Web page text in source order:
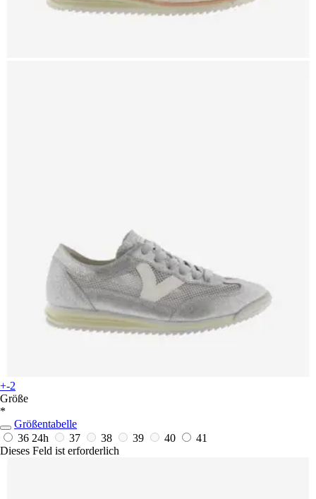
+-2
Größe
*
Größentabelle
36 24h 37 38 39 40
41
Dieses Feld ist erforderlich